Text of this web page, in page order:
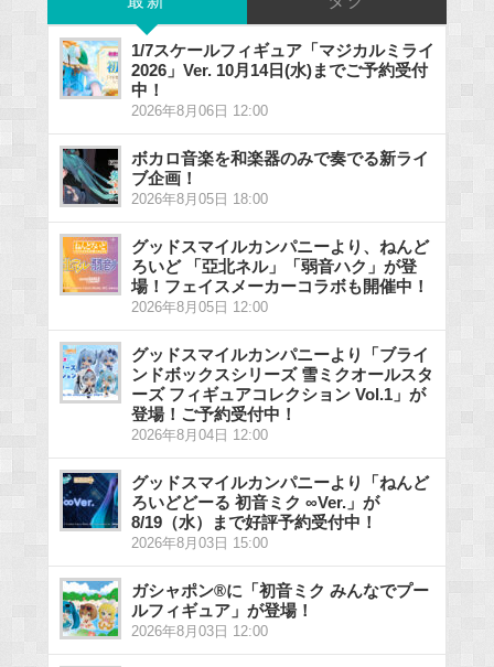
1/7スケールフィギュア「マジカルミライ
2026」Ver. 10月14日(水)までご予約受付
中！
2026年8月06日 12:00
ボカロ音楽を和楽器のみで奏でる新ライ
ブ企画！
2026年8月05日 18:00
グッドスマイルカンパニーより、ねんど
ろいど 「亞北ネル」「弱音ハク」が登
場！フェイスメーカーコラボも開催中！
2026年8月05日 12:00
グッドスマイルカンパニーより「ブライ
ンドボックスシリーズ 雪ミクオールスタ
ーズ フィギュアコレクション Vol.1」が
登場！ご予約受付中！
2026年8月04日 12:00
グッドスマイルカンパニーより「ねんど
ろいどどーる 初音ミク ∞Ver.」が
8/19（水）まで好評予約受付中！
2026年8月03日 15:00
ガシャポン®に「初音ミク みんなでプー
ルフィギュア」が登場！
2026年8月03日 12:00